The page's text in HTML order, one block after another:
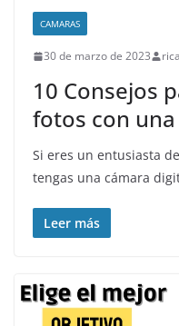
CAMARAS
30 de marzo de 2023
10 Consejos
fotos con
Si eres un entusiasta
tengas una cámara
Leer más